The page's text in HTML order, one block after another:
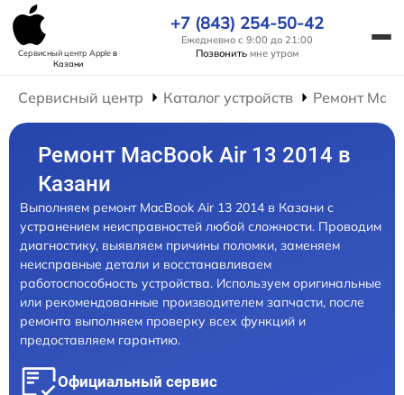
Сервисный центр Appleв
Казани
+7 (843) 254-50-42
Ежедневно с 9:00 до 21:00
Позвонить мне утром
Сервисный центр Каталог устройств Ремонт
Ремонт MacBook Air 13 2014 в
Казани
Выполняем ремонт MacBook Air 13 2014 в Казани с
устранением неисправностей любой сложности. Проводим
диагностику, выявляем причины поломки, заменяем
неисправные детали и восстанавливаем
работоспособность устройства. Используем оригинальные
или рекомендованные производителем запчасти, после
ремонта выполняем проверку всех функций и
предоставляем гарантию.
Официальный сервис